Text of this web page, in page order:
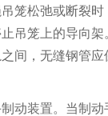
笼松弛或断裂
吊笼上的导向
间，无缝钢管
动装置。当制